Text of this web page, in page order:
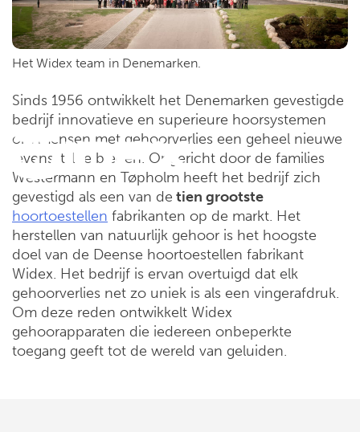
Het Widex team in Denemarken.
Sinds 1956 ontwikkelt het Denemarken gevestigde
bedrijf innovatieve en superieure hoorsystemen
om mensen met gehoorverlies een geheel nieuwe
levensstijl te bieden. Opgericht door de families
Westermann en Tøpholm heeft het bedrijf zich
gevestigd als een van de tien grootste
hoortoestellen fabrikanten op de markt. Het
herstellen van natuurlijk gehoor is het hoogste
doel van de Deense hoortoestellen fabrikant
Widex. Het bedrijf is ervan overtuigd dat elk
gehoorverlies net zo uniek is als een vingerafdruk.
Om deze reden ontwikkelt Widex
gehoorapparaten die iedereen onbeperkte
toegang geeft tot de wereld van geluiden.